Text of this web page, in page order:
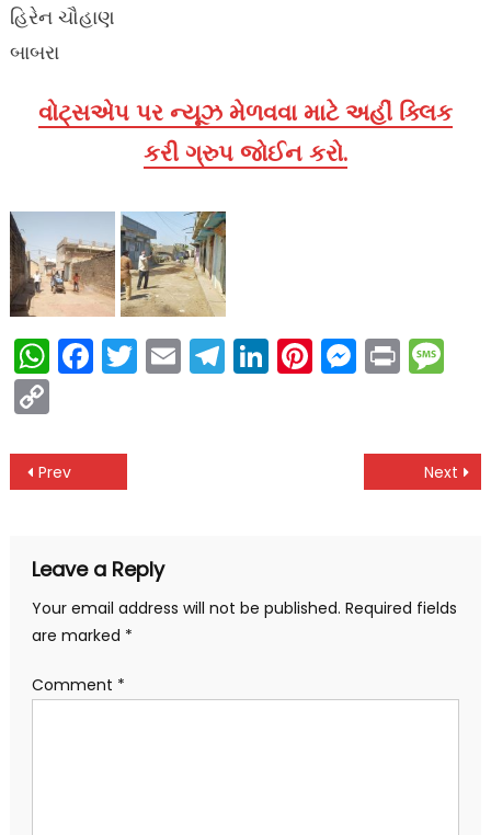
હિરેન ચૌહાણ
બાબરા
વોટ્સએપ પર ન્યૂઝ મેળવવા માટે અહીં ક્લિક
કરી ગ્રુપ જોઈન કરો.
WhatsApp
Facebook
Twitter
EmailTelegram
LinkedIn
Pinterest
Print
Copy
Post
Prev Next
Leave a Reply
Your email address will not be published. Required fields
are marked *
Comment *